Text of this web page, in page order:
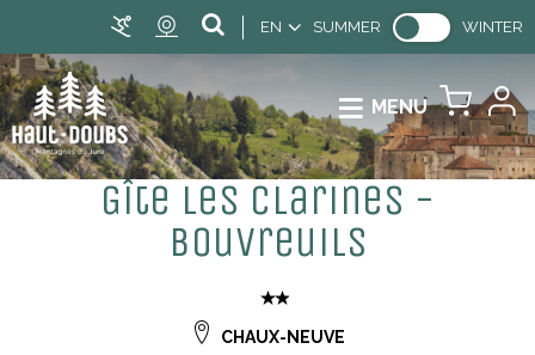
EN SUMMER WINTER
MENU
Gîte les Clarines -
Bouvreuils
CHAUX-NEUVE